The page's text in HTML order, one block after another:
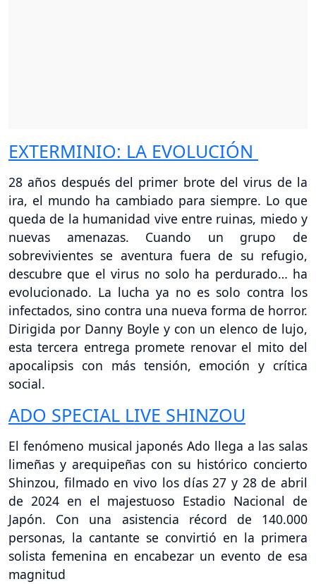
EXTERMINIO: LA EVOLUCIÓN
28 años después del primer brote del virus de la
ira, el mundo ha cambiado para siempre. Lo que
queda de la humanidad vive entre ruinas, miedo y
nuevas amenazas. Cuando un grupo de
sobrevivientes se aventura fuera de su refugio,
descubre que el virus no solo ha perdurado… ha
evolucionado. La lucha ya no es solo contra los
infectados, sino contra una nueva forma de horror.
Dirigida por Danny Boyle y con un elenco de lujo,
esta tercera entrega promete renovar el mito del
apocalipsis con más tensión, emoción y crítica
social.
ADO SPECIAL LIVE SHINZOU
El fenómeno musical japonés Ado llega a las salas
limeñas y arequipeñas con su histórico concierto
Shinzou, filmado en vivo los días 27 y 28 de abril
de 2024 en el majestuoso Estadio Nacional de
Japón. Con una asistencia récord de 140.000
personas, la cantante se convirtió en la primera
solista femenina en encabezar un evento de esa
magnitud